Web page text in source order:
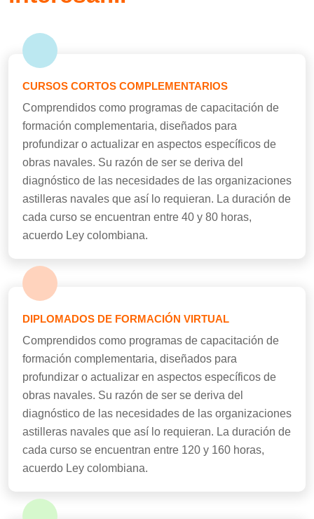
CURSOS CORTOS COMPLEMENTARIOS
Comprendidos como programas de capacitación de
formación complementaria, diseñados para
profundizar o actualizar en aspectos específicos de
obras navales. Su razón de ser se deriva del
diagnóstico de las necesidades de las organizaciones
astilleras navales que así lo requieran. La duración de
cada curso se encuentran entre 40 y 80 horas,
acuerdo Ley colombiana.
DIPLOMADOS DE FORMACIÓN VIRTUAL
Comprendidos como programas de capacitación de
formación complementaria, diseñados para
profundizar o actualizar en aspectos específicos de
obras navales. Su razón de ser se deriva del
diagnóstico de las necesidades de las organizaciones
astilleras navales que así lo requieran. La duración de
cada curso se encuentran entre 120 y 160 horas,
acuerdo Ley colombiana.